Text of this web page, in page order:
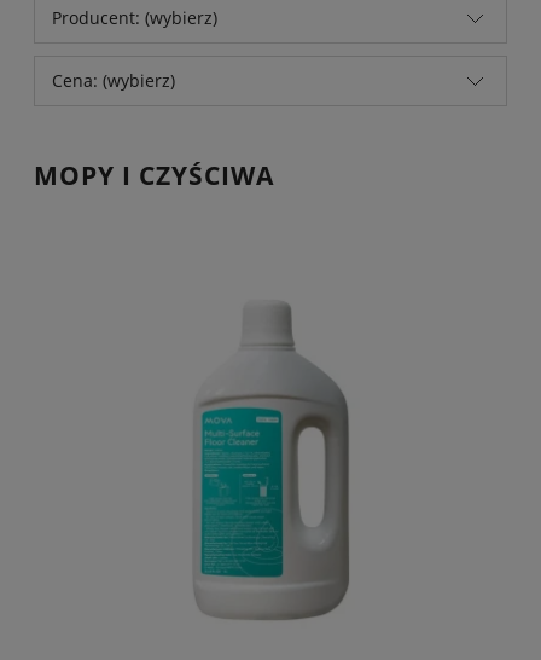
Producent: (wybierz)
Cena: (wybierz)
MOPY I CZYŚCIWA